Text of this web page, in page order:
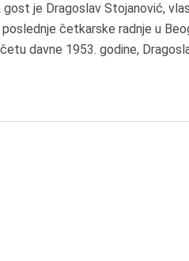
je Dragoslav Stojanović,
četkarske radnje u
davne 1953. godine,